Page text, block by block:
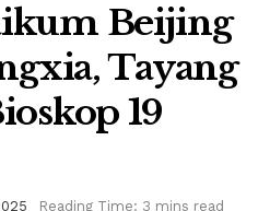
Beijing
Tayang
19
Reading Time: 3 mins read